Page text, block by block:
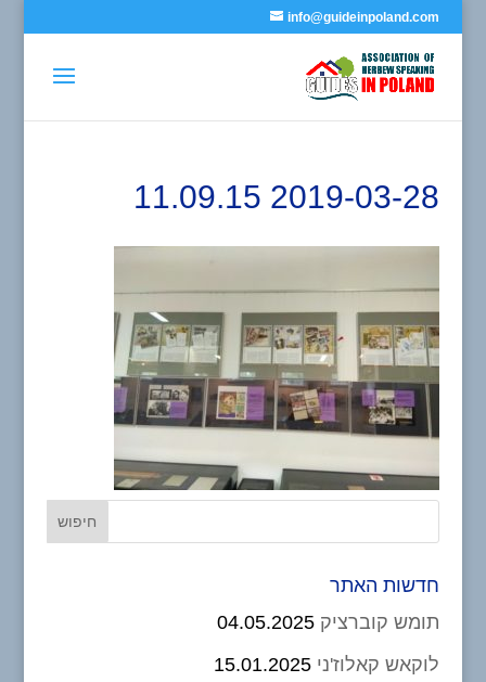
info@guideinpoland.com
2019-03-28 11.09.15
חדשות האתר
תומש קוברציק 04.05.2025
לוקאש קאלוז'ני 15.01.2025